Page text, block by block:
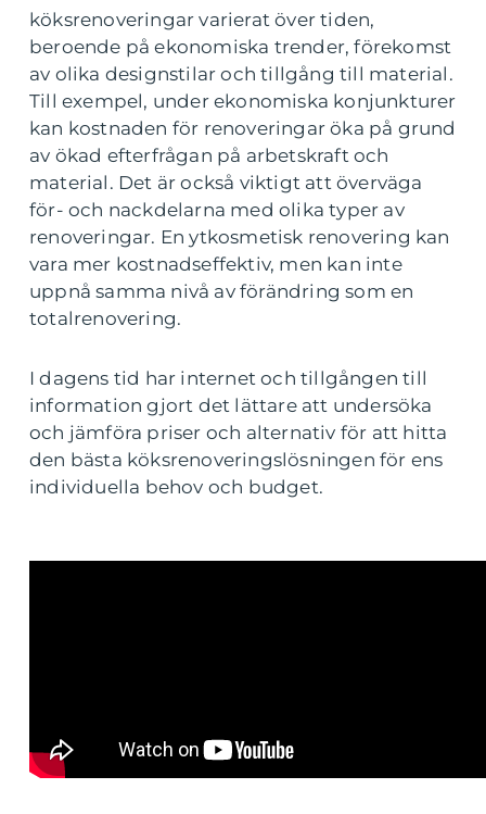
köksrenoveringar varierat över tiden,
beroende på ekonomiska trender, förekomst
av olika designstilar och tillgång till material.
Till exempel, under ekonomiska konjunkturer
kan kostnaden för renoveringar öka på grund
av ökad efterfrågan på arbetskraft och
material. Det är också viktigt att överväga
för- och nackdelarna med olika typer av
renoveringar. En ytkosmetisk renovering kan
vara mer kostnadseffektiv, men kan inte
uppnå samma nivå av förändring som en
totalrenovering.
I dagens tid har internet och tillgången till
information gjort det lättare att undersöka
och jämföra priser och alternativ för att hitta
den bästa köksrenoveringslösningen för ens
individuella behov och budget.